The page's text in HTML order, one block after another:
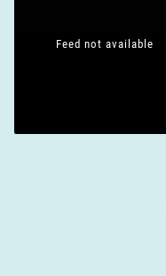
Feed not available